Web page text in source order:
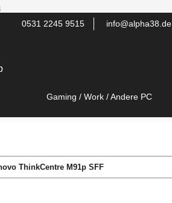
0531 2245 9515 info@alpha38.de
Gaming / Work / Andere PC
ThinkCentre M91p SFF